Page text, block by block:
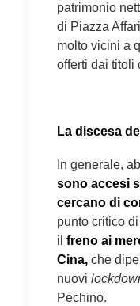
patrimonio
di Piazza
molto vicini a
offerti dai titoli
La discesa
In generale,
sono accesi
cercano di
punto critico
il freno ai
Cina, che
nuovi
Pechino.